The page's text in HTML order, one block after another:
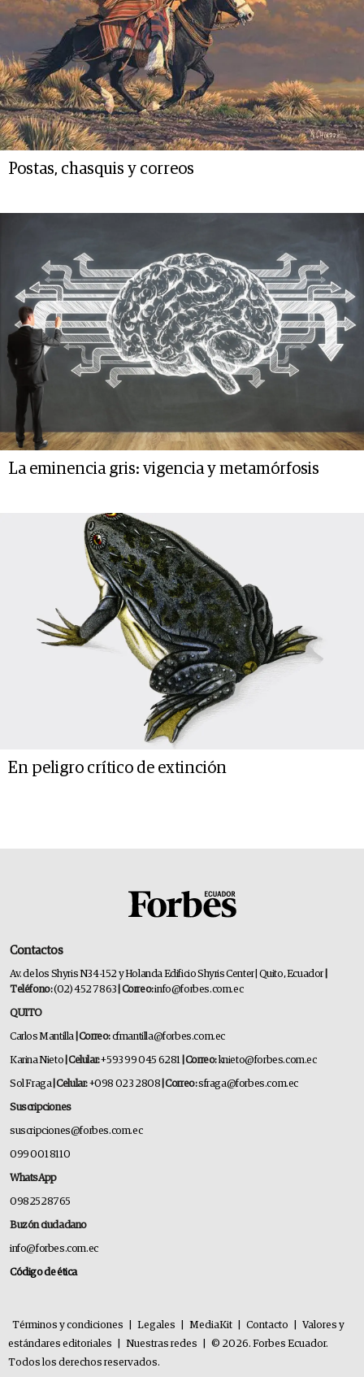
Postas, chasquis y correos
La eminencia gris: vigencia y metamórfosis
En peligro crítico de extinción
Contactos
Av. de los Shyris N34-152 y Holanda Edificio Shyris Center | Quito, Ecuador
Teléfono:(02) 452 7863 | Correo:info@forbes.com.ec
QUITO
Carlos Mantilla | Correo:cfmantilla@forbes.com.ec
Karina Nieto | Celular:+593 99 045 6281 | Correo:knieto@forbes.com.ec
Sol Fraga| Celular:+098 023 2808 | Correo:sfraga@forbes.com.ec
Suscripciones
suscripciones@forbes.com.ec
099 001 8110
WhatsApp
0982528765
Buzón ciudadano
info@forbes.com.ec
Código de ética
Términos y condiciones Legales MediaKit Contacto
Valores y
estándares editoriales
Nuestras redes
© 2026. Forbes Ecuador.
Todos los derechos reservados.